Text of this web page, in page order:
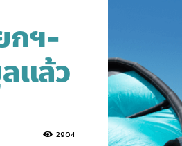
กฯ-
แล้ว
2904